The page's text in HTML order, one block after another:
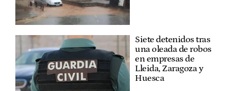
Siete detenidos tras
una oleada de robos
en empresas de
Lleida, Zaragoza y
Huesca